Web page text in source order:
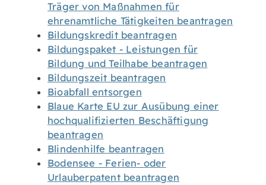
Träger von Maßnahmen für
ehrenamtliche Tätigkeiten beantragen
Bildungskredit beantragen
Bildungspaket - Leistungen für
Bildung und Teilhabe beantragen
Bildungszeit beantragen
Bioabfall entsorgen
Blaue Karte EU zur Ausübung einer
hochqualifizierten Beschäftigung
beantragen
Blindenhilfe beantragen
Bodensee - Ferien- oder
Urlauberpatent beantragen